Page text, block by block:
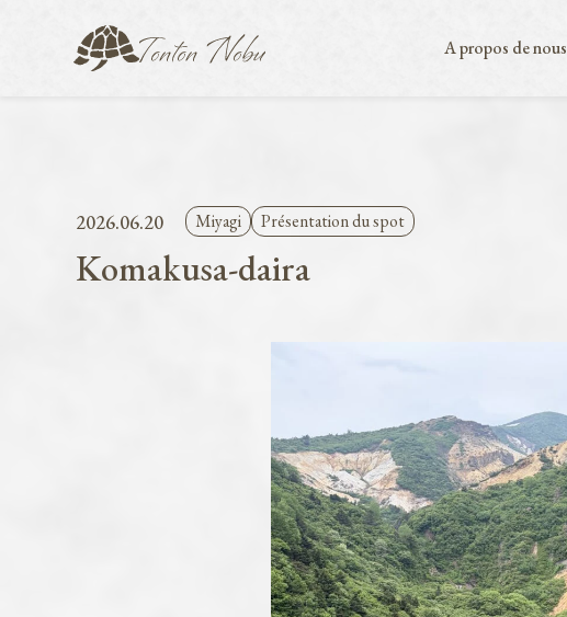
A propos de nous
2026.06.20 Miyagi Présentation du spot
Komakusa-daira